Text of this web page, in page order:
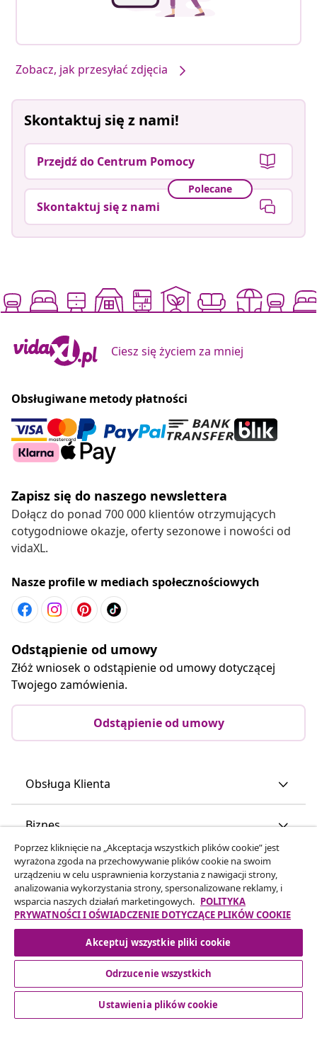
Zobacz, jak przesyłać zdjęcia
Skontaktuj się z nami!
Przejdź do Centrum Pomocy
Polecane
Skontaktuj się z nami
Ciesz się życiem za mniej
Obsługiwane metody płatności
Zapisz się do naszego newslettera
Dołącz do ponad 700 000 klientów otrzymujących
cotygodniowe okazje, oferty sezonowe i nowości od
vidaXL.
Nasze profile w mediach społecznościowych
Odstąpienie od umowy
Złóż wniosek o odstąpienie od umowy dotyczącej
Twojego zamówienia.
Odstąpienie od umowy
Obsługa Klienta
Biznes
vidaXL
Odkryj więcej
© 2008-2026 vidaXL www.vidaxl.pl jest sklepem internetowym
Poprzez kliknięcie na „Akceptacja wszystkich plików cookie” jest
wyrażona zgoda na przechowywanie plików cookie na swoim
urządzeniu w celu usprawnienia korzystania z nawigacji strony,
analizowania wykorzystania strony, spersonalizowane reklamy, i
wsparcia naszych działań marketingowych. POLITYKA
PRYWATNOŚCI I OŚWIADCZENIE DOTYCZĄCE PLIKÓW COOKIE
Akceptuj wszystkie pliki cookie
Odrzucenie wszystkich
Ustawienia plików cookie